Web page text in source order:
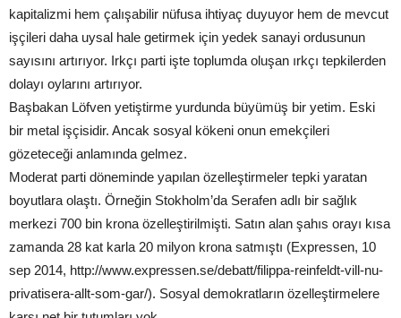
kapitalizmi hem çalışabilir nüfusa ihtiyaç duyuyor hem de mevcut
işçileri daha uysal hale getirmek için yedek sanayi ordusunun
sayısını artırıyor. Irkçı parti işte toplumda oluşan ırkçı tepkilerden
dolayı oylarını artırıyor.
Başbakan Löfven yetiştirme yurdunda büyümüş bir yetim. Eski
bir metal işçisidir. Ancak sosyal kökeni onun emekçileri
gözeteceği anlamında gelmez.
Moderat parti döneminde yapılan özelleştirmeler tepki yaratan
boyutlara olaştı. Örneğin Stokholm’da Serafen adlı bir sağlık
merkezi 700 bin krona özelleştirilmişti. Satın alan şahıs orayı kısa
zamanda 28 kat karla 20 milyon krona satmıştı (Expressen, 10
sep 2014, http://www.expressen.se/debatt/filippa-reinfeldt-vill-nu-
privatisera-allt-som-gar/). Sosyal demokratların özelleştirmelere